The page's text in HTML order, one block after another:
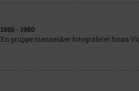
1950 - 1980
En gruppe mennesker fotograferet foran